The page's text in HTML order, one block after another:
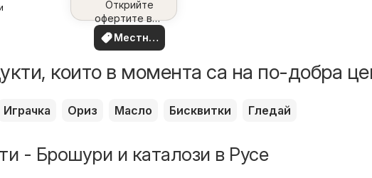
наблизо
Открийте
офертите във
вашия район
Местни
оферти
които в момента са на по-добра
Играчка Ориз Масло Бисквитки Гледай
- Брошури и каталози в Русе